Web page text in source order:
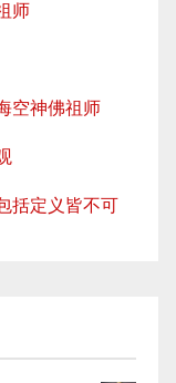
师
空神佛祖师
括定义皆不可